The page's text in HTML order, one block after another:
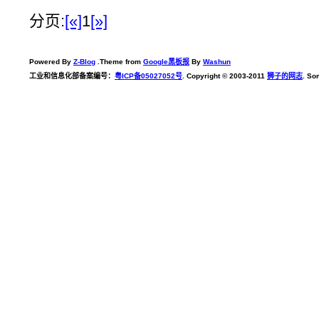
分页:[«]1[»]
Powered By Z-Blog .Theme from Google黑板报 By Washun
工业和信息化部备案编号： 粤ICP备05027052号 . Copyright © 2003-2011 狮子的网志 .